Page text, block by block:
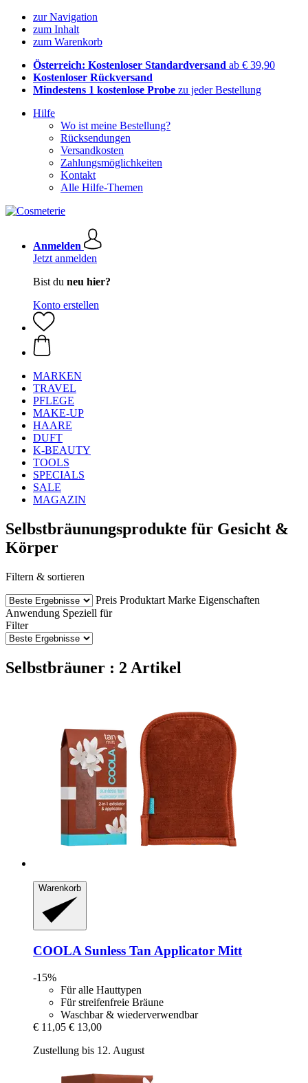
zur Navigation
zum Inhalt
zum Warenkorb
Österreich: Kostenloser Standardversand ab € 39,90
Kostenloser Rückversand
Mindestens 1 kostenlose Probe zu jeder Bestellung
Hilfe
Wo ist meine Bestellung?
Rücksendungen
Versandkosten
Zahlungsmöglichkeiten
Kontakt
Alle Hilfe-Themen
Anmelden
Jetzt anmelden
Bist du neu hier?
Konto erstellen
MARKEN
TRAVEL
PFLEGE
MAKE-UP
HAARE
DUFT
K-BEAUTY
TOOLS
SPECIALS
SALE
MAGAZIN
Selbstbräunungsprodukte für Gesicht &
Körper
Filtern & sortieren
Preis Produktart Marke Eigenschaften
Anwendung Speziell für
Filter
Selbstbräuner : 2 Artikel
Warenkorb
COOLA Sunless Tan Applicator Mitt
-15%
Für alle Hauttypen
Für streifenfreie Bräune
Waschbar & wiederverwendbar
€ 11,05 € 13,00
Zustellung bis 12. August